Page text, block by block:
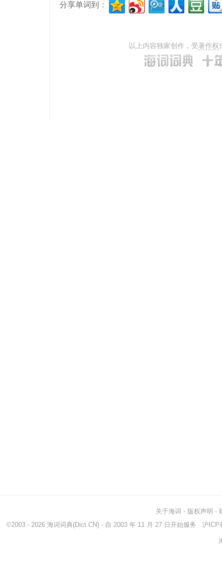
分享单词到：
以上内容独家创作，受著作权
关于海词 - 版权声明 -
©2003 - 2026 海词词典(Dict.CN) - 自 2003 年 11 月 27 日开始服务 沪ICP